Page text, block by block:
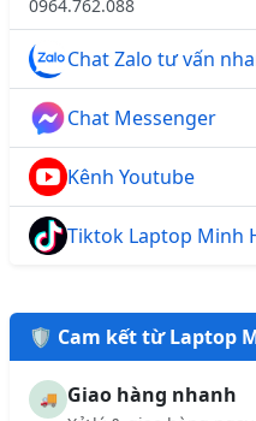
0964.762.088
Chat Zalo tư vấn
Chat Messenger
Kênh Youtube
Tiktok Laptop Minh
🛡️ Cam kết từ Laptop
🚚 Giao hàng nhanh